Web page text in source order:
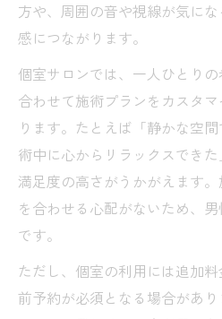
方や、周囲の音や視線が気に
感につながります。
個室サロンでは、一人ひとり
合わせて施術プランをカスタ
ります。たとえば「静かな空
術中に心からリラックスできた
満足度の高さがうかがえます
を合わせる心配がないため、
です。
ただし、個室の利用には追加
前予約が必須となる場合があり